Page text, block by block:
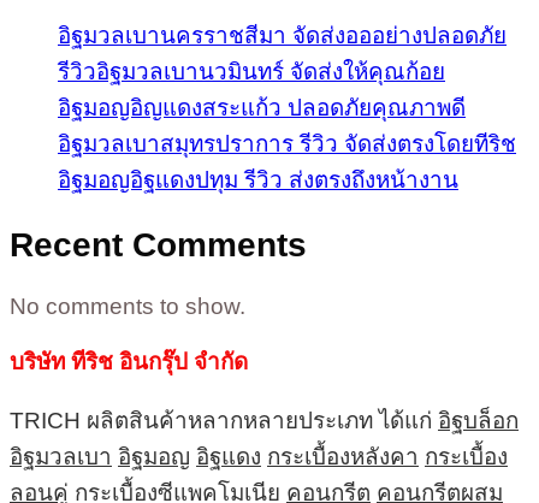
อิฐมวลเบานครราชสีมา จัดส่งอออย่างปลอดภัย
รีวิวอิฐมวลเบานวมินทร์ จัดส่งให้คุณก้อย
อิฐมอญอิญแดงสระแก้ว ปลอดภัยคุณภาพดี
อิฐมวลเบาสมุทรปราการ รีวิว จัดส่งตรงโดยทีริช
อิฐมอญอิฐแดงปทุม รีวิว ส่งตรงถึงหน้างาน
Recent Comments
No comments to show.
บริษัท ทีริช อินกรุ๊ป จำกัด
TRICH ผลิตสินค้าหลากหลายประเภท ได้แก่ อิฐบล็อก
อิฐมวลเบา อิฐมอญ อิฐแดง กระเบื้องหลังคา กระเบื้อง
ลอนคู่ กระเบื้องซีแพคโมเนีย คอนกรีต คอนกรีตผสม